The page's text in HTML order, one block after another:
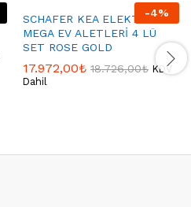
-4%
SCHAFER KEA ELEKTRO
MEGA EV ALETLERİ 4 LÜ
SET ROSE GOLD
17.972,00₺ 18.726,00₺ KDV
Dahil